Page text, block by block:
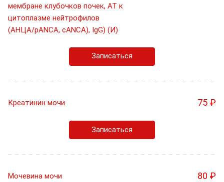
мембране клубочков почек, АТ к
цитоплазме нейтрофилов
(АНЦА/pANCA, cANCA), IgG) (И)
Записаться
Креатинин мочи 75 ₽
Записаться
Мочевина мочи 80 ₽